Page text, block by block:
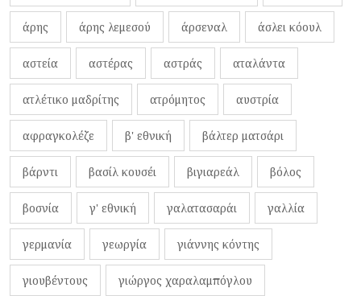
άρης άρης λεμεσού άρσεναλ άσλει κόουλ
αστεία αστέρας αστράς αταλάντα
ατλέτικο μαδρίτης ατρόμητος αυστρία
αφραγκολέζε β' εθνική βάλτερ ματσάρι
βάρντι βασίλ κουσέι βιγιαρεάλ βόλος
βοσνία γ' εθνική γαλατασαράι γαλλία
γερμανία γεωργία γιάννης κόντης
γιουβέντους γιώργος χαραλαμπόγλου